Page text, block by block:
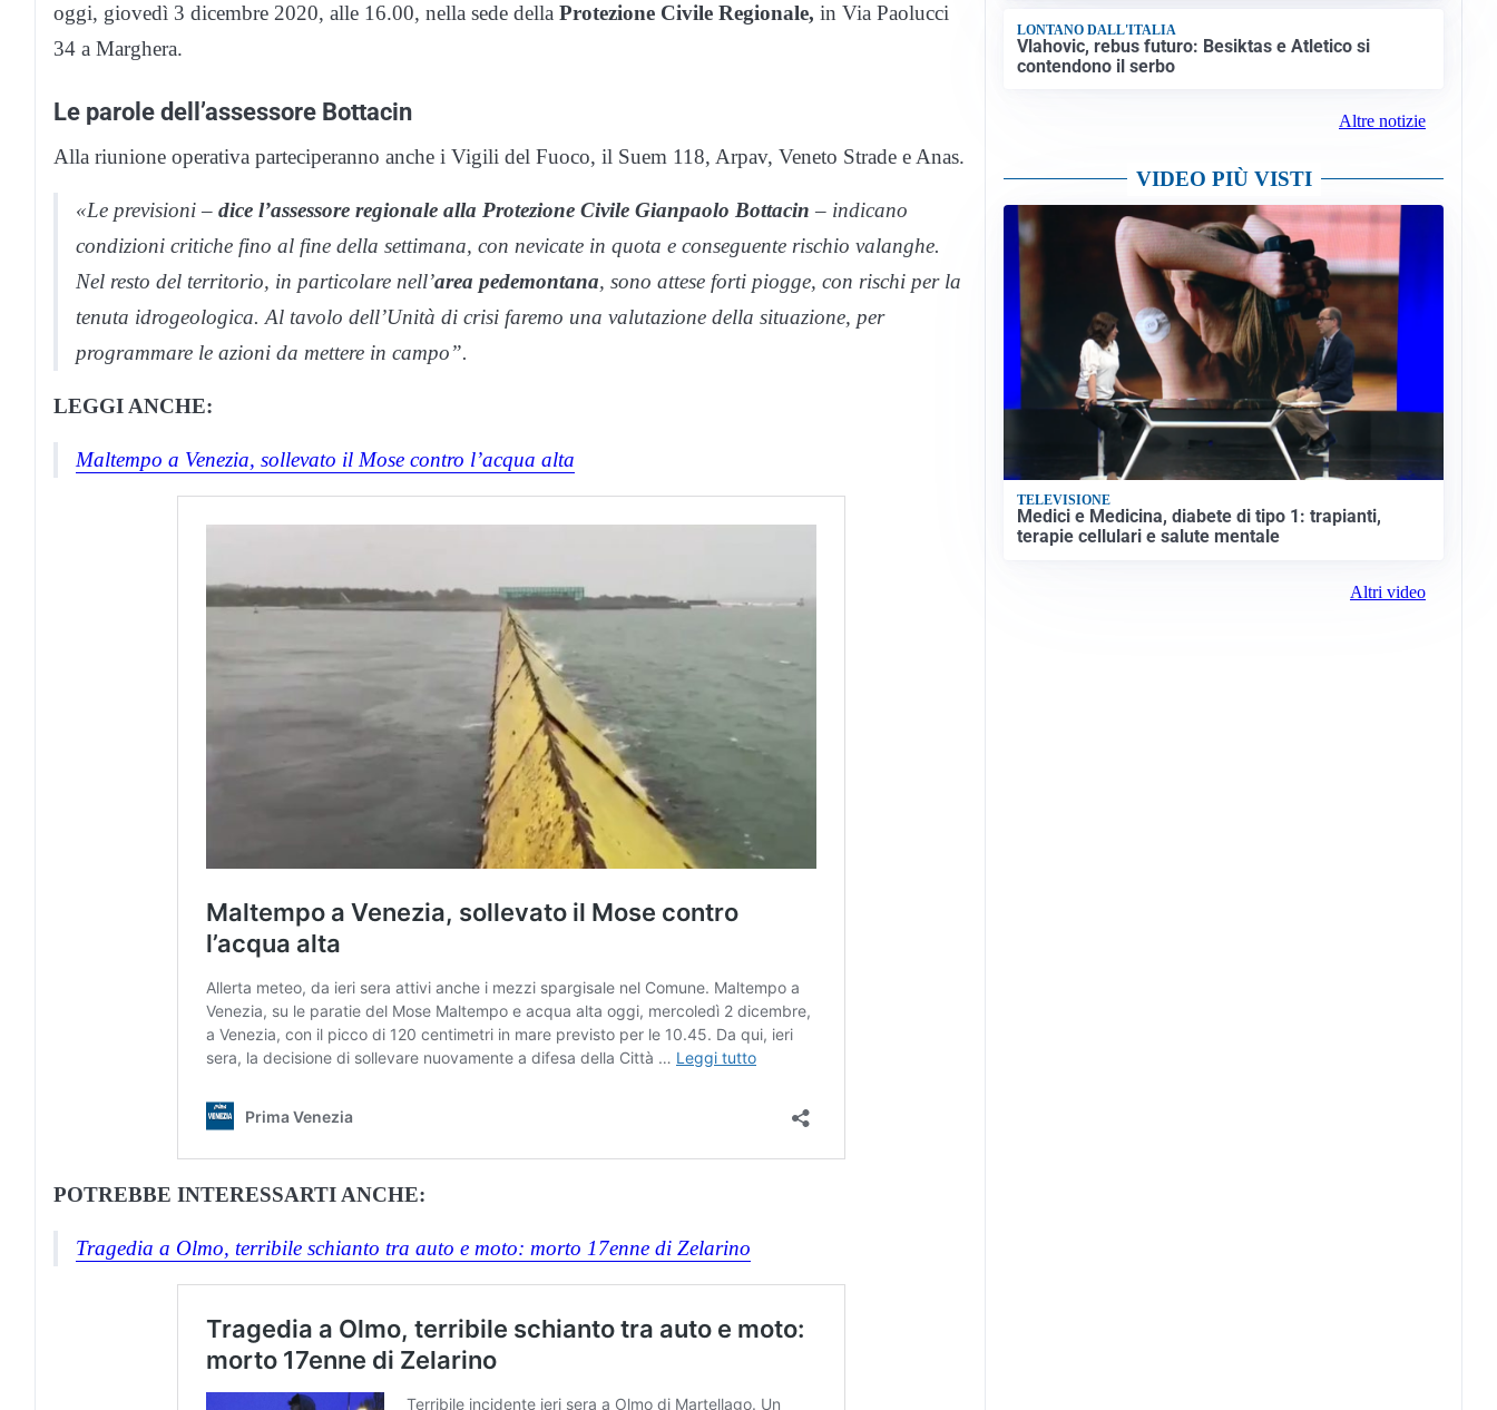
oggi, giovedì 3 dicembre 2020, alle 16.00, nella sede della Protezione Civile Regionale, in Via Paolucci
34 a Marghera.
Le parole dell’assessore Bottacin
Alla riunione operativa parteciperanno anche i Vigili del Fuoco, il Suem 118, Arpav, Veneto Strade e Anas.
«Le previsioni – dice l’assessore regionale alla Protezione Civile Gianpaolo Bottacin – indicano
condizioni critiche fino al fine della settimana, con nevicate in quota e conseguente rischio valanghe.
Nel resto del territorio, in particolare nell’area pedemontana, sono attese forti piogge, con rischi per la
tenuta idrogeologica. Al tavolo dell’Unità di crisi faremo una valutazione della situazione, per
programmare le azioni da mettere in campo”.
LEGGI ANCHE:
Maltempo a Venezia, sollevato il Mose contro l’acqua alta
POTREBBE INTERESSARTI ANCHE:
Tragedia a Olmo, terribile schianto tra auto e moto: morto 17enne di Zelarino
LONTANO DALL'ITALIA
Vlahovic, rebus futuro: Besiktas e Atletico si
contendono il serbo
Altre notizie
VIDEO PIÙ VISTI
TELEVISIONE
Medici e Medicina, diabete di tipo 1: trapianti,
terapie cellulari e salute mentale
Altri video